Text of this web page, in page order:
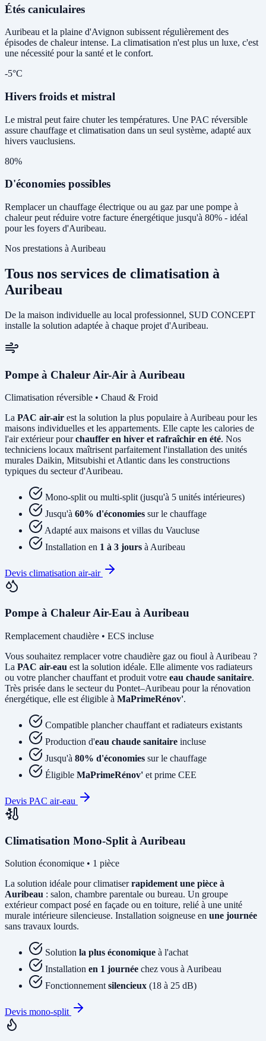
Étés caniculaires
Auribeau et la plaine d'Avignon subissent régulièrement des
épisodes de chaleur intense. La climatisation n'est plus un luxe, c'est
une nécessité pour la santé et le confort.
-5°C
Hivers froids et mistral
Le mistral peut faire chuter les températures. Une PAC réversible
assure chauffage et climatisation dans un seul système, adapté aux
hivers vauclusiens.
80%
D'économies possibles
Remplacer un chauffage électrique ou au gaz par une pompe à
chaleur peut réduire votre facture énergétique jusqu'à 80% - idéal
pour les foyers d'Auribeau.
Nos prestations à Auribeau
Tous nos services de climatisation à
Auribeau
De la maison individuelle au local professionnel, SUD CONCEPT
installe la solution adaptée à chaque projet d'Auribeau.
Pompe à Chaleur Air-Air à Auribeau
Climatisation réversible • Chaud & Froid
La PAC air-air est la solution la plus populaire à Auribeau pour les
maisons individuelles et les appartements. Elle capte les calories de
l'air extérieur pourchauffer en hiver et rafraîchir en été. Nos
techniciens locaux maîtrisent parfaitement l'installation des unités
murales Daikin, Mitsubishi et Atlantic dans les constructions
typiques du secteur d'Auribeau.
Mono-split ou multi-split (jusqu'à 5 unités intérieures)
Jusqu'à 60% d'économies sur le chauffage
Adapté aux maisons et villas du Vaucluse
Installation en 1 à 3 jours à Auribeau
Devis climatisation air-air
Pompe à Chaleur Air-Eau à Auribeau
Remplacement chaudière • ECS incluse
Vous souhaitez remplacer votre chaudière gaz ou fioul à Auribeau ?
La PAC air-eau est la solution idéale. Elle alimente vos radiateurs
ou votre plancher chauffant et produit votre eau chaude sanitaire.
Très prisée dans le secteur du Pontet–Auribeau pour la rénovation
énergétique, elle est éligible à MaPrimeRénov'.
Compatible plancher chauffant et radiateurs existants
Production d'eau chaude sanitaire incluse
Jusqu'à 80% d'économies sur le chauffage
Éligible MaPrimeRénov' et prime CEE
Devis PAC air-eau
Climatisation Mono-Split à Auribeau
Solution économique • 1 pièce
La solution idéale pour climatiserrapidement une pièce à
Auribeau : salon, chambre parentale ou bureau. Un groupe
extérieur compact posé en façade ou en toiture, relié à une unité
murale intérieure silencieuse. Installation soigneuse en une journée
sans travaux lourds.
Solution la plus économique à l'achat
Installation en 1 journée chez vous à Auribeau
Fonctionnement silencieux (18 à 25 dB)
Devis mono-split